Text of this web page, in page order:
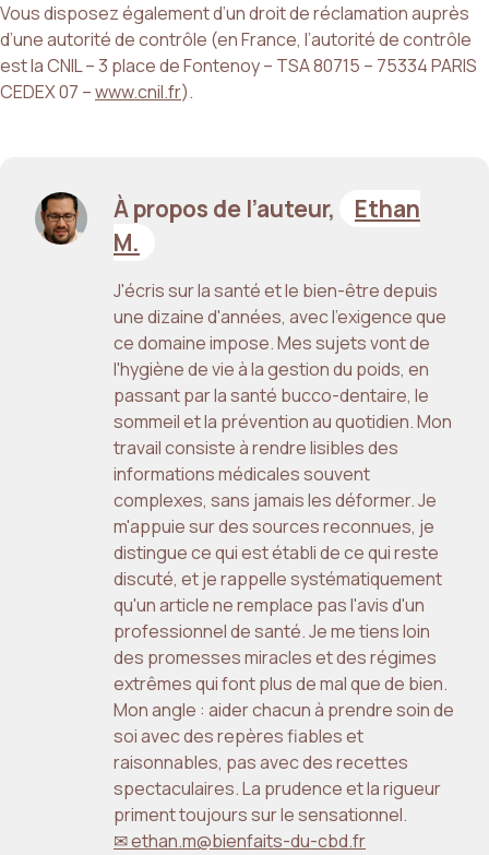
Vous disposez également d’un droit de réclamation auprès
d’une autorité de contrôle (en France, l’autorité de contrôle
est la CNIL – 3 place de Fontenoy – TSA 80715 – 75334 PARIS
CEDEX 07 –www.cnil.fr).
À propos de l’auteur,
Ethan
M.
J'écris sur la santé et le bien-être depuis
une dizaine d'années, avec l'exigence que
ce domaine impose. Mes sujets vont de
l'hygiène de vie à la gestion du poids, en
passant par la santé bucco-dentaire, le
sommeil et la prévention au quotidien. Mon
travail consiste à rendre lisibles des
informations médicales souvent
complexes, sans jamais les déformer. Je
m'appuie sur des sources reconnues, je
distingue ce qui est établi de ce qui reste
discuté, et je rappelle systématiquement
qu'un article ne remplace pas l'avis d'un
professionnel de santé. Je me tiens loin
des promesses miracles et des régimes
extrêmes qui font plus de mal que de bien.
Mon angle : aider chacun à prendre soin de
soi avec des repères fiables et
raisonnables, pas avec des recettes
spectaculaires. La prudence et la rigueur
priment toujours sur le sensationnel.
✉ ethan.m@bienfaits-du-cbd.fr